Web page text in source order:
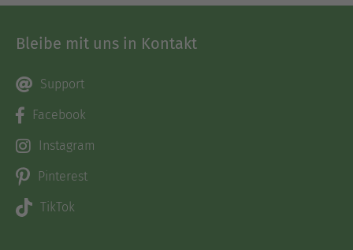
Bleibe mit uns in Kontakt
Support
Facebook
Instagram
Pinterest
TikTok